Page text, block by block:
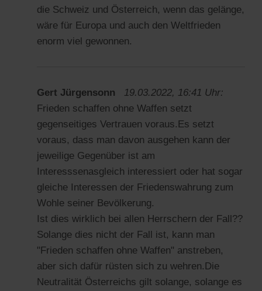
die Schweiz und Österreich, wenn das gelänge,
wäre für Europa und auch den Weltfrieden
enorm viel gewonnen.
Gert Jürgensonn
19.03.2022, 16:41 Uhr:
Frieden schaffen ohne Waffen setzt
gegenseitiges Vertrauen voraus.Es setzt
voraus, dass man davon ausgehen kann der
jeweilige Gegenüber ist am
Interesssenasgleich interessiert oder hat sogar
gleiche Interessen der Friedenswahrung zum
Wohle seiner Bevölkerung.
Ist dies wirklich bei allen Herrschern der Fall??
Solange dies nicht der Fall ist, kann man
"Frieden schaffen ohne Waffen" anstreben,
aber sich dafür rüsten sich zu wehren.Die
Neutralität Österreichs gilt solange, solange es